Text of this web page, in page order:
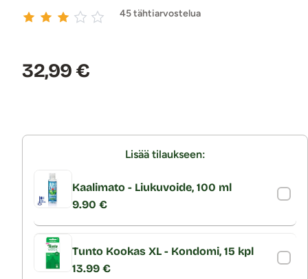
45 tähtiarvostelua
Hinta:
32,99 €
Lisää tilaukseen:
Kaalimato - Liukuvoide, 100 ml
9.90 €
Tunto Kookas XL - Kondomi, 15 kpl
13.99 €